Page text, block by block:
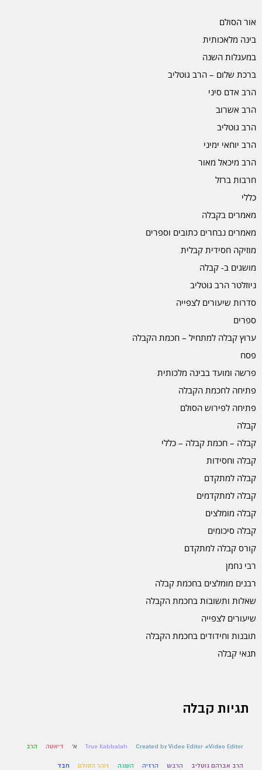
אור הסולם
בינה מלאכותית
במעגלות השנה
ברכת שלום – הרב גוטליב
הרב אדם סיני
הרב אשרוב
הרב גוטליב
הרב יוחאי ימיני
הרב מיכאל מאור
חרבות ברזל
כללי
מאמרים בקבלה
מאמרים נבחרים כתובים וספרים
מוזיקה חסידית קבלית
מושגים ב- קבלה
ניוזלטר הרב גוטליב
סדרות שיעורים לצפייה
ספרים
ערוץ קבלה למתחיל – חכמת הקבלה
פסח
פרשה ומועד בבינה מלכותית
פתיחה לחכמת הקבלה
פתיחה לפירוש הסולם
קבלה
קבלה – חכמת קבלה – כללי
קבלה וחסידות
קבלה למתקדם
קבלה למתקדמים
קבלה מומלצים
קבלה סיכומים
קורס קבלה למתקדם
רבי נחמן
רבנים מומלצים בחכמת קבלה
שאלות ותשובות בחכמת הקבלה
שיעורים לצפייה
תובנות וחידודים בחכמת הקבלה
תנאי קבלה
תגיות קבלה
Created by Video Editor #Video Editor
True Kabbalah א' דיאטה הרב
הרב אברהם גוטליב הרבש הרזיה השגה זוהר הסולם חבד